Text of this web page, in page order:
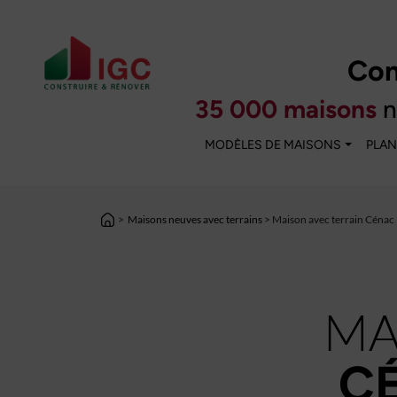
35 000 maisons
MODÈLES DE MAISONS
> Maisons neuves avec terrains > Maison avec terrain Cénac